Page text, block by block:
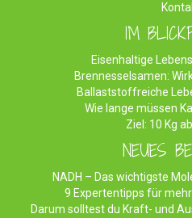
IM
Eisenhaltige
Brennesselsamen:
Ballaststoffreiche
Wie lange müssen
Ziel: 10 Kg
NEUES
NADH – Das wichtigste
9 Expertentipps für
Darum solltest du Kraft- und